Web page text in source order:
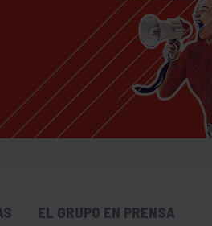
EL GRUPO EN PRENSA